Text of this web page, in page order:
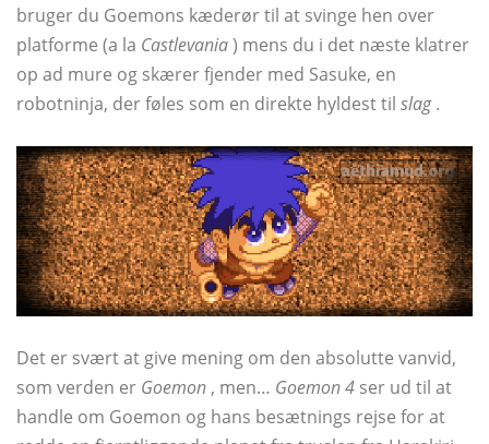
bruger du Goemons kæderør til at svinge hen over
platforme (a la Castlevania) mens du i det næste klatrer
op ad mure og skærer fjender med Sasuke, en
robotninja, der føles som en direkte hyldest til slag.
Det er svært at give mening om den absolutte vanvid,
som verden er Goemon , men… Goemon 4 ser ud til at
handle om Goemon og hans besætnings rejse for at